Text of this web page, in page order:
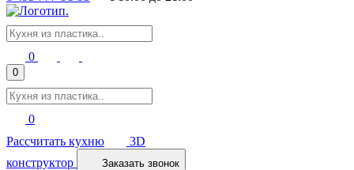
0
0
0
Рассчитать кухню
3D
конструктор
Заказать звонок